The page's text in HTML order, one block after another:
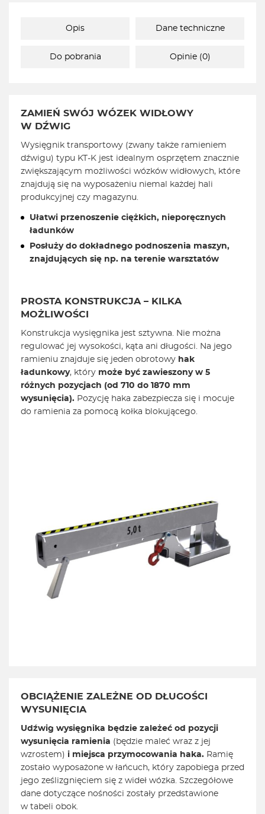
Opis Dane techniczne
Do pobrania Opinie (0)
ZAMIEŃ SWÓJ WÓZEK WIDŁOWY
W DŹWIG
Wysięgnik transportowy (zwany także ramieniem
dźwigu) typu KT-K jest idealnym osprzętem znacznie
zwiększającym możliwości wózków widłowych, które
znajdują się na wyposażeniu niemal każdej hali
produkcyjnej czy magazynu.
Ułatwi przenoszenie ciężkich, nieporęcznych
ładunków
Posłuży do dokładnego podnoszenia maszyn,
znajdujących się np. na terenie warsztatów
PROSTA KONSTRUKCJA – KILKA
MOŻLIWOŚCI
Konstrukcja wysięgnika jest sztywna. Nie można
regulować jej wysokości, kąta ani długości. Na jego
ramieniu znajduje się jeden obrotowy hak
ładunkowy, który może być zawieszony w 5
różnych pozycjach (od 710 do 1870 mm
wysunięcia). Pozycję haka zabezpiecza się i mocuje
do ramienia za pomocą kołka blokującego.
OBCIĄŻENIE ZALEŻNE OD DŁUGOŚCI
WYSUNIĘCIA
Udźwig wysięgnika będzie zależeć od pozycji
wysunięcia ramienia (będzie maleć wraz z jej
wzrostem) i miejsca przymocowania haka. Ramię
zostało wyposażone w łańcuch, który zapobiega przed
jego ześlizgnięciem się z wideł wózka. Szczegółowe
dane dotyczące nośności zostały przedstawione
w tabeli obok.